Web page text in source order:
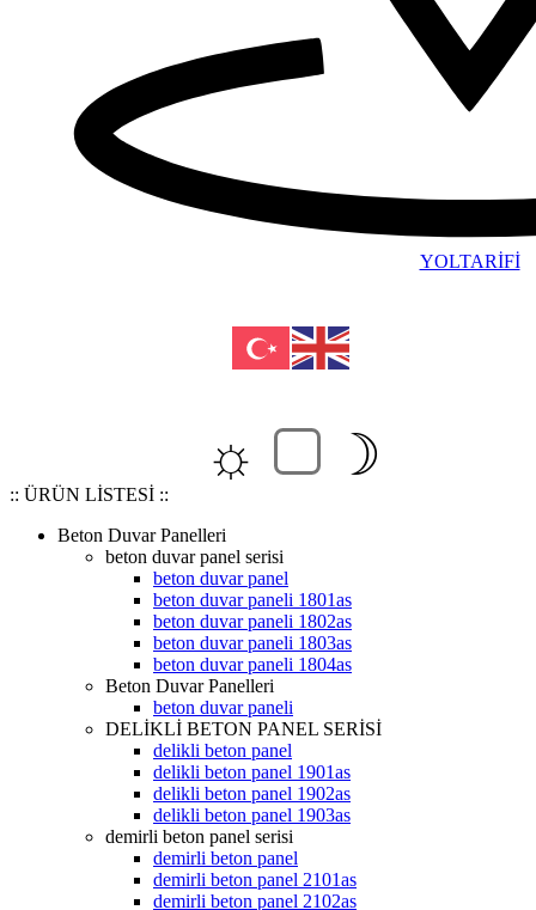
YOLTARİFİ
☼ ☽
:: ÜRÜN LİSTESİ ::
Beton Duvar Panelleri
beton duvar panel serisi
beton duvar panel
beton duvar paneli 1801as
beton duvar paneli 1802as
beton duvar paneli 1803as
beton duvar paneli 1804as
Beton Duvar Panelleri
beton duvar paneli
DELİKLİ BETON PANEL SERİSİ
delikli beton panel
delikli beton panel 1901as
delikli beton panel 1902as
delikli beton panel 1903as
demirli beton panel serisi
demirli beton panel
demirli beton panel 2101as
demirli beton panel 2102as